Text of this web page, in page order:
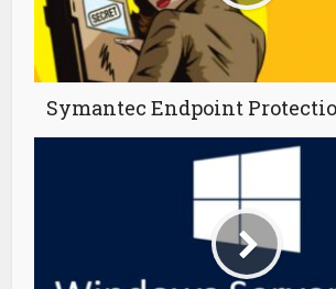
Symantec Endpoint